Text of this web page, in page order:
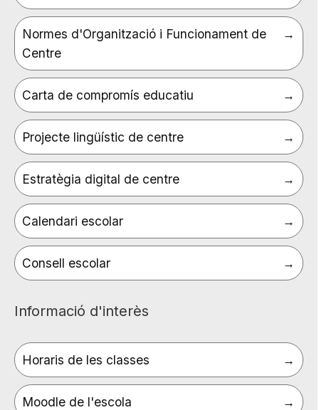
Normes d'Organització i Funcionament de
Centre
Carta de compromís educatiu
Projecte lingüístic de centre
Estratègia digital de centre
Calendari escolar
Consell escolar
Informació d'interès
Horaris de les classes
Moodle de l'escola